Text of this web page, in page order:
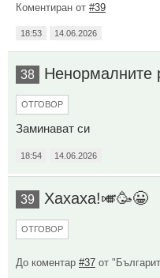
Коментиран от #39
18:53 14.06.2026
38 Ненормалните
ОТГОВОР
Заминават си
18:54 14.06.2026
39 Хахаха!🎺🥳😀
ОТГОВОР
До коментар #37 от